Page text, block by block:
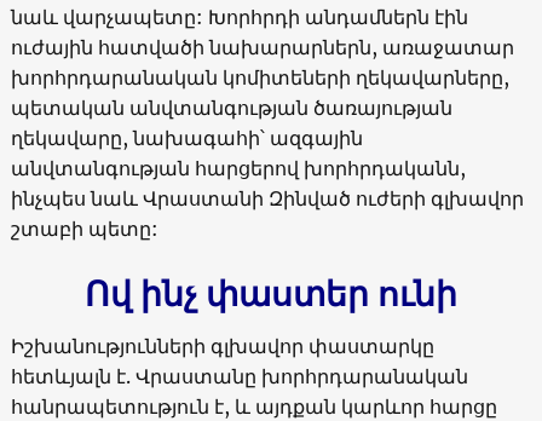
նաև վարչապետը: Խորհրդի անդամներն էին
ուժային հատվածի նախարարներն, առաջատար
խորհրդարանական կոմիտեների ղեկավարները,
պետական անվտանգության ծառայության
ղեկավարը, նախագահի՝ ազգային
անվտանգության հարցերով խորհրդականն,
ինչպես նաև Վրաստանի Զինված ուժերի գլխավոր
շտաբի պետը:
Ով ինչ փաստեր ունի
Իշխանությունների գլխավոր փաստարկը
հետևյալն է. Վրաստանը խորհրդարանական
հանրապետություն է, և այդքան կարևոր հարցը